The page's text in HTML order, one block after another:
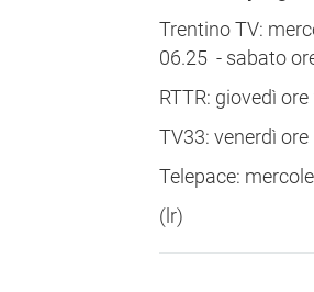
Trentino TV:
06.25 - sabato
RTTR: giovedì
TV33: venerdì
Telepace:
(lr)